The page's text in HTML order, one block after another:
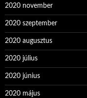
2020 november
2020 szeptember
2020 augusztus
2020 július
2020 június
2020 május